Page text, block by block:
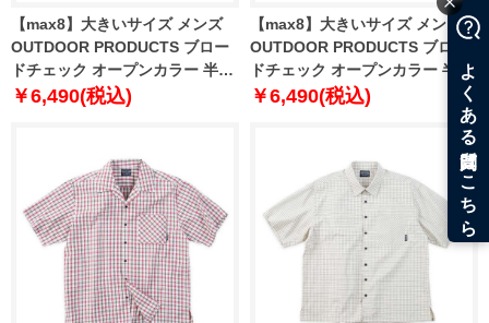
【max8】大きいサイズ メンズ
OUTDOOR PRODUCTS ブロー
ドチェック オープンカラー 半袖
シャツ ブルー系 1257-5210-1 3L
￥6,490(税込)
【max8】大きいサイズ メンズ
OUTDOOR PRODUCTS ブロー
ドチェック オープンカラー 半袖
シャツ ブラック系 1257-5210-2
￥6,490(税込)